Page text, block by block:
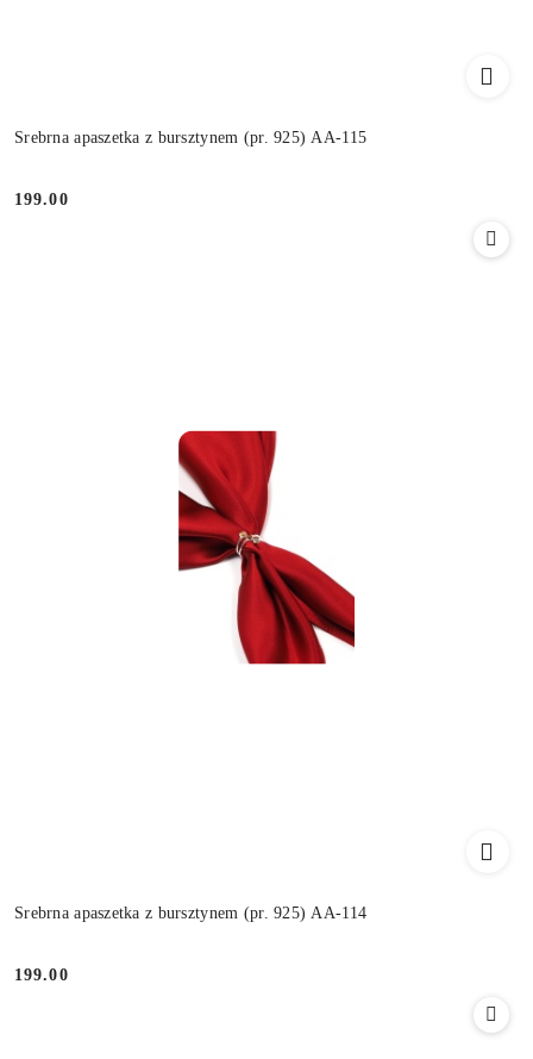
Srebrna apaszetka z bursztynem (pr. 925) AA-115
Cena:
199.00
Srebrna apaszetka z bursztynem (pr. 925) AA-114
Cena:
199.00